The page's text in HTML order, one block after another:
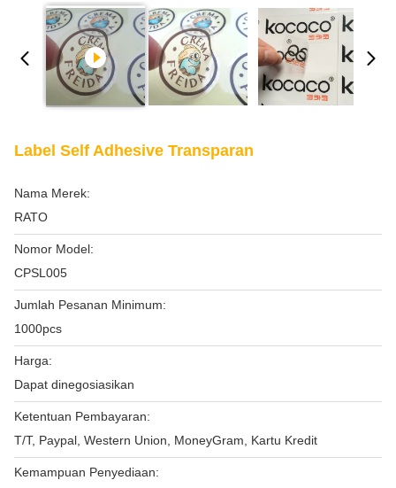
Label Self Adhesive Transparan
Nama Merek:
RATO
Nomor Model:
CPSL005
Jumlah Pesanan Minimum:
1000pcs
Harga:
Dapat dinegosiasikan
Ketentuan Pembayaran:
T/T, Paypal, Western Union, MoneyGram, Kartu Kredit
Kemampuan Penyediaan: